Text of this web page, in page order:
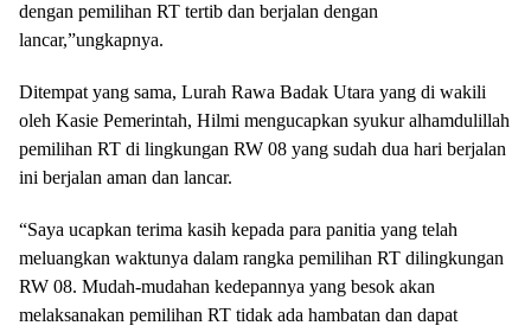
dengan pemilihan RT tertib dan berjalan dengan
lancar,”ungkapnya.
Ditempat yang sama, Lurah Rawa Badak Utara yang di wakili
oleh Kasie Pemerintah, Hilmi mengucapkan syukur alhamdulillah
pemilihan RT di lingkungan RW 08 yang sudah dua hari berjalan
ini berjalan aman dan lancar.
“Saya ucapkan terima kasih kepada para panitia yang telah
meluangkan waktunya dalam rangka pemilihan RT dilingkungan
RW 08. Mudah-mudahan kedepannya yang besok akan
melaksanakan pemilihan RT tidak ada hambatan dan dapat